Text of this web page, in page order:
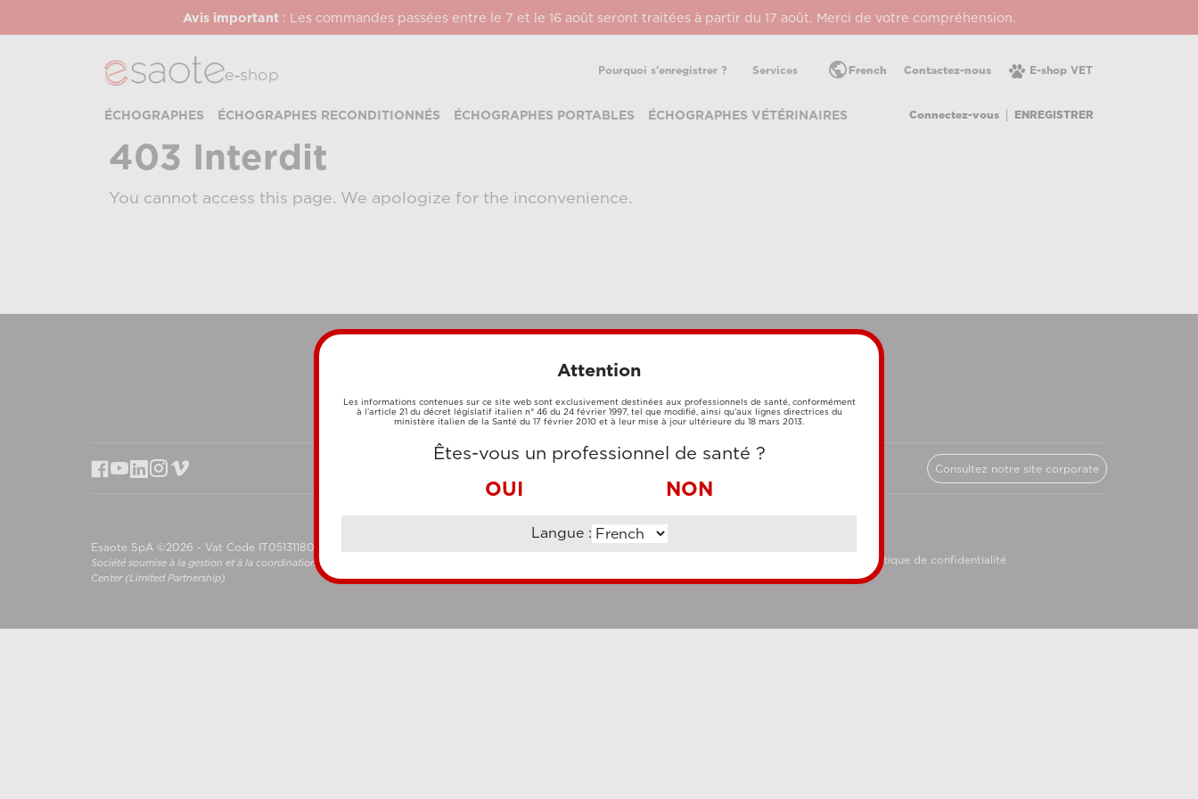
Avis important: Les commandes passées entre le 7 et le 16 août seront traitées à partir du 17 août. Merci de votre compréhension.
e‑shop Pourquoi s'enregistrer ? Services E-shop VET
Contactez-nous
public French
ÉCHOGRAPHES ÉCHOGRAPHES RECONDITIONNÉS ÉCHOGRAPHES PORTABLES ÉCHOGRAPHES VÉTÉRINAIRES Connectez-vous ENREGISTRER
403 Interdit
You cannot access this page. We apologize for the inconvenience.
CARTE DE
CRÉDIT
VIREMENT
BANCAIRE
Consultez notre site corporate
Esaote SpA ©2026 - Vat Code IT05131180969
Société soumise à la gestion et à la coordination de Shanghai Luzi Enterprise Management Consultancy
Center (Limited Partnership)
Politique de confidentialité
Attention
Les informations contenues sur ce site web sont exclusivement destinées aux professionnels de santé, conformément
à l’article 21 du décret législatif italien n° 46 du 24 février 1997, tel que modifié, ainsi qu’aux lignes directrices du
ministère italien de la Santé du 17 février 2010 et à leur mise à jour ultérieure du 18 mars 2013.
Êtes-vous un professionnel de santé ?
OUI NON
Langue :